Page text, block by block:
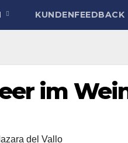
KUNDENFEEDBACK
im